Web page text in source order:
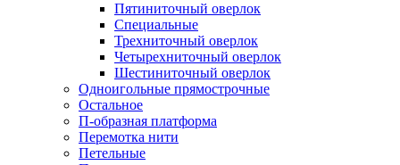
Пятиниточный оверлок
Специальные
Трехниточный оверлок
Четырехниточный оверлок
Шестиниточный оверлок
Одноигольные прямострочные
Остальное
П-образная платформа
Перемотка нити
Петельные